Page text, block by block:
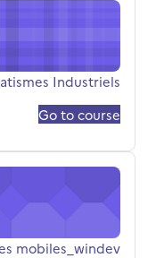
Industriels
اسم المقرر
Industriels
Go to course
mobiles_windev
اسم المقرر
mobiles_windev